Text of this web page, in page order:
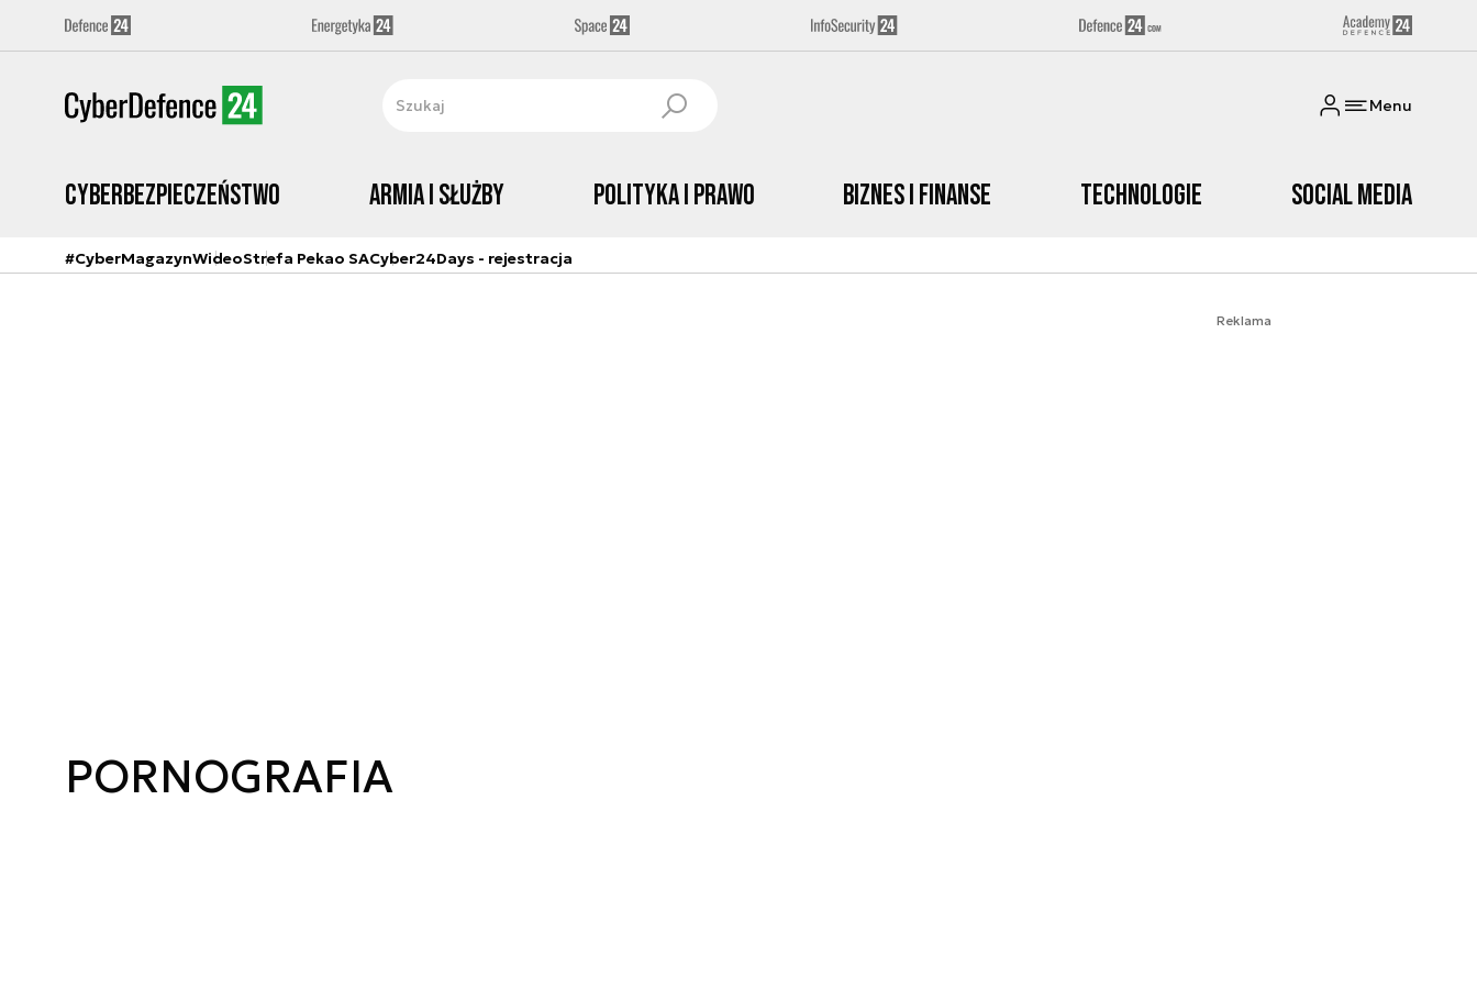
Menu
Cyberbezpieczeństwo Armia i Służby Polityka i prawo Biznes i Finanse Technologie Social media
#CyberMagazynWideoStrefa Pekao SACyber24Days - rejestracja
Reklama
PORNOGRAFIA